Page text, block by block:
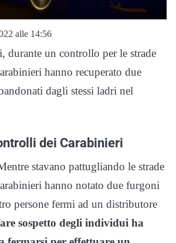
alle 14:56
durante un controllo per le strade
hanno recuperato due
dagli stessi ladri nel
dei Carabinieri
stavano pattugliando le strade
hanno notato due furgoni
persone fermi ad un distributore
sospetto degli individui ha